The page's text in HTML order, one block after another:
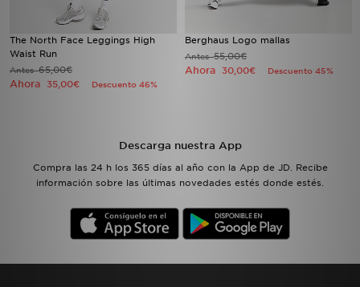
The North Face Leggings High
Waist Run
Antes65,00€
Ahora 35,00€ Descuento 46%
Berghaus Logo mallas
Antes55,00€
Ahora 30,00€ Descuento 45%
Descarga nuestra App
Compra las 24 h los 365 días al año con la App de JD. Recibe
información sobre las últimas novedades estés donde estés.